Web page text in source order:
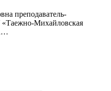
преподаватель-
Михайловская